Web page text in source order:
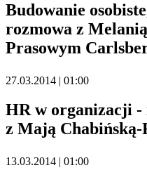
Budowanie
rozmowa z
Prasowym
27.03.2014 | 01:00
HR w organizacji
z Mają Chabińską-
13.03.2014 | 01:00